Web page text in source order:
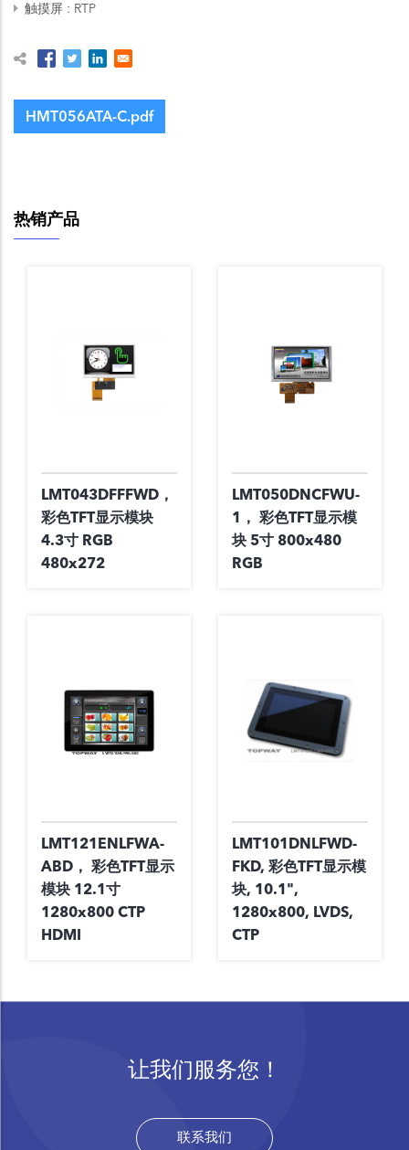
触摸屏
RTP
HMT056ATA-C.pdf
热销产品
LMT043DFFFWD，
彩色TFT显示模块
4.3寸 RGB
480x272
LMT050DNCFWU-
1， 彩色TFT显示模
块 5寸 800x480
RGB
LMT121ENLFWA-
ABD， 彩色TFT显示
模块 12.1寸
1280x800 CTP
HDMI
LMT101DNLFWD-
FKD, 彩色TFT显示模
块, 10.1",
1280x800, LVDS,
CTP
让我们服务您！
联系我们